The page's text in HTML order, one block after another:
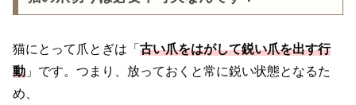
猫にとって爪とぎは「 古い爪をはがして鋭い爪を出す行
動 」です。 つまり、放っておくと常に鋭い状態となるた
め、